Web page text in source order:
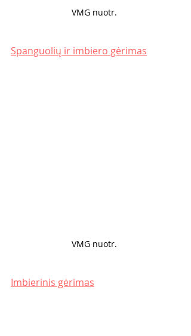
VMG nuotr.
Spanguolių ir imbiero gėrimas
VMG nuotr.
Imbierinis gėrimas